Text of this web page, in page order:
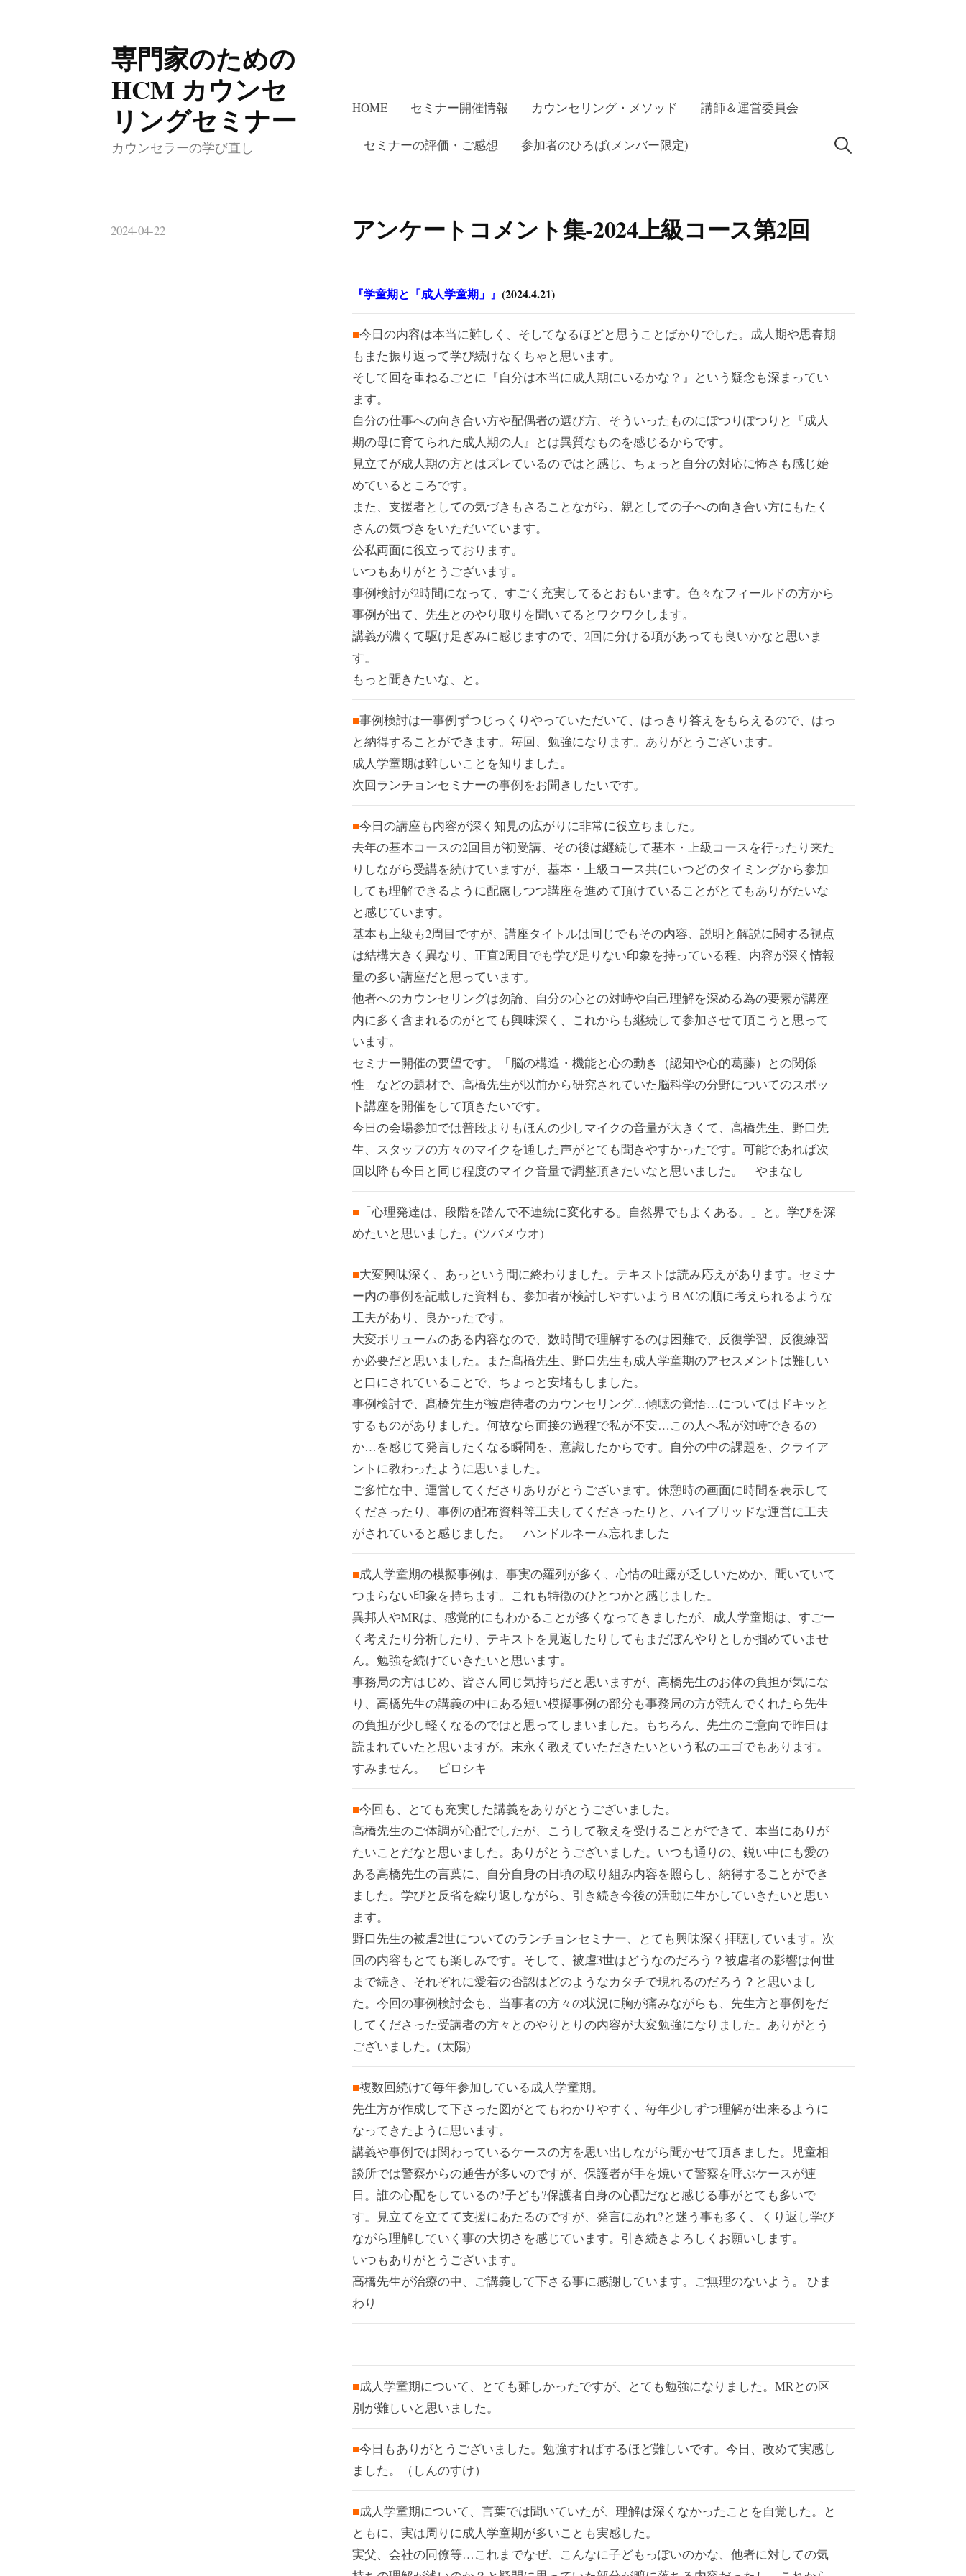
コ
テ
ン
ツ
ッ
専門家のための
HCM カウンセ
リングセミナー
カウンセラーの学び直し
HOME セミナー開催情報 カウンセリング・メソッド 講師＆運営委員会
セミナーの評価・ご感想 参加者のひろば(メンバー限定) 検
2024-04-22 アンケートコメント集-2024上級コース第2回
『学童期と「成人学童期」』 (2024.4.21)
■今日の内容は本当に難しく、そしてなるほどと思うことばかりでした。成人期や思春期
もまた振り返って学び続けなくちゃと思います。
そして回を重ねるごとに『自分は本当に成人期にいるかな？』という疑念も深まってい
ます。
自分の仕事への向き合い方や配偶者の選び方、そういったものにぽつりぽつりと『成人
期の母に育てられた成人期の人』とは異質なものを感じるからです。
見立てが成人期の方とはズレているのではと感じ、ちょっと自分の対応に怖さも感じ始
めているところです。
また、支援者としての気づきもさることながら、親としての子への向き合い方にもたく
さんの気づきをいただいています。
公私両面に役立っております。
いつもありがとうございます。
事例検討が2時間になって、すごく充実してるとおもいます。色々なフィールドの方から
事例が出て、先生とのやり取りを聞いてるとワクワクします。
講義が濃くて駆け足ぎみに感じますので、2回に分ける項があっても良いかなと思いま
す。
もっと聞きたいな、と。
■事例検討は一事例ずつじっくりやっていただいて、はっきり答えをもらえるので、はっ
と納得することができます。毎回、勉強になります。ありがとうございます。
成人学童期は難しいことを知りました。
次回ランチョンセミナーの事例をお聞きしたいです。
■今日の講座も内容が深く知見の広がりに非常に役立ちました。
去年の基本コースの2回目が初受講、その後は継続して基本・上級コースを行ったり来た
りしながら受講を続けていますが、基本・上級コース共にいつどのタイミングから参加
しても理解できるように配慮しつつ講座を進めて頂けていることがとてもありがたいな
と感じています。
基本も上級も2周目ですが、講座タイトルは同じでもその内容、説明と解説に関する視点
は結構大きく異なり、正直2周目でも学び足りない印象を持っている程、内容が深く情報
量の多い講座だと思っています。
他者へのカウンセリングは勿論、自分の心との対峙や自己理解を深める為の要素が講座
内に多く含まれるのがとても興味深く、これからも継続して参加させて頂こうと思って
います。
セミナー開催の要望です。「脳の構造・機能と心の動き（認知や心的葛藤）との関係
性」などの題材で、高橋先生が以前から研究されていた脳科学の分野についてのスポッ
ト講座を開催をして頂きたいです。
今日の会場参加では普段よりもほんの少しマイクの音量が大きくて、高橋先生、野口先
生、スタッフの方々のマイクを通した声がとても聞きやすかったです。可能であれば次
回以降も今日と同じ程度のマイク音量で調整頂きたいなと思いました。 やまなし
■「心理発達は、段階を踏んで不連続に変化する。自然界でもよくある。」と。学びを深
めたいと思いました。(ツバメウオ)
■大変興味深く、あっという間に終わりました。テキストは読み応えがあります。セミナ
ー内の事例を記載した資料も、参加者が検討しやすいようＢACの順に考えられるような
工夫があり、良かったです。
大変ボリュームのある内容なので、数時間で理解するのは困難で、反復学習、反復練習
か必要だと思いました。また髙橋先生、野口先生も成人学童期のアセスメントは難しい
と口にされていることで、ちょっと安堵もしました。
事例検討で、髙橋先生が被虐待者のカウンセリング…傾聴の覚悟…についてはドキッと
するものがありました。何故なら面接の過程で私が不安…この人へ私が対峙できるの
か…を感じて発言したくなる瞬間を、意識したからです。自分の中の課題を、クライア
ントに教わったように思いました。
ご多忙な中、運営してくださりありがとうございます。休憩時の画面に時間を表示して
くださったり、事例の配布資料等工夫してくださったりと、ハイブリッドな運営に工夫
がされていると感じました。 ハンドルネーム忘れました
■成人学童期の模擬事例は、事実の羅列が多く、心情の吐露が乏しいためか、聞いていて
つまらない印象を持ちます。これも特徴のひとつかと感じました。
異邦人やMRは、感覚的にもわかることが多くなってきましたが、成人学童期は、すごー
く考えたり分析したり、テキストを見返したりしてもまだぼんやりとしか掴めていませ
ん。勉強を続けていきたいと思います。
事務局の方はじめ、皆さん同じ気持ちだと思いますが、高橋先生のお体の負担が気にな
り、高橋先生の講義の中にある短い模擬事例の部分も事務局の方が読んでくれたら先生
の負担が少し軽くなるのではと思ってしまいました。もちろん、先生のご意向で昨日は
読まれていたと思いますが。末永く教えていただきたいという私のエゴでもあります。
すみません。 ピロシキ
■今回も、とても充実した講義をありがとうございました。
高橋先生のご体調が心配でしたが、こうして教えを受けることができて、本当にありが
たいことだなと思いました。ありがとうございました。いつも通りの、鋭い中にも愛の
ある高橋先生の言葉に、自分自身の日頃の取り組み内容を照らし、納得することができ
ました。学びと反省を繰り返しながら、引き続き今後の活動に生かしていきたいと思い
ます。
野口先生の被虐2世についてのランチョンセミナー、とても興味深く拝聴しています。次
回の内容もとても楽しみです。そして、被虐3世はどうなのだろう？被虐者の影響は何世
まで続き、それぞれに愛着の否認はどのようなカタチで現れるのだろう？と思いまし
た。今回の事例検討会も、当事者の方々の状況に胸が痛みながらも、先生方と事例をだ
してくださった受講者の方々とのやりとりの内容が大変勉強になりました。ありがとう
ございました。(太陽)
■複数回続けて毎年参加している成人学童期。
先生方が作成して下さった図がとてもわかりやすく、毎年少しずつ理解が出来るように
なってきたように思います。
講義や事例では関わっているケースの方を思い出しながら聞かせて頂きました。児童相
談所では警察からの通告が多いのですが、保護者が手を焼いて警察を呼ぶケースが連
日。誰の心配をしているの?子ども?保護者自身の心配だなと感じる事がとても多いで
す。見立てを立てて支援にあたるのですが、発言にあれ?と迷う事も多く、くり返し学び
ながら理解していく事の大切さを感じています。引き続きよろしくお願いします。
いつもありがとうございます。
高橋先生が治療の中、ご講義して下さる事に感謝しています。ご無理のないよう。 ひま
わり
■成人学童期について、とても難しかったですが、とても勉強になりました。MRとの区
別が難しいと思いました。
■今日もありがとうございました。勉強すればするほど難しいです。今日、改めて実感し
ました。（しんのすけ）
■成人学童期について、言葉では聞いていたが、理解は深くなかったことを自覚した。と
ともに、実は周りに成人学童期が多いことも実感した。
実父、会社の同僚等…これまでなぜ、こんなに子どもっぽいのかな、他者に対しての気